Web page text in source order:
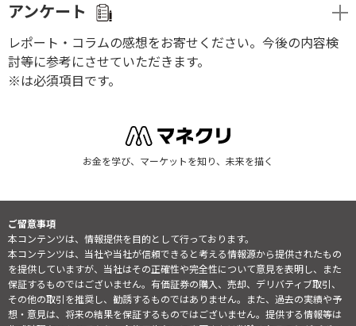
アンケート
レポート・コラムの感想をお寄せください。今後の内容検
討等に参考にさせていただきます。
※は必須項目です。
お金を学び、マーケットを知り、未来を描く
ご留意事項
本コンテンツは、情報提供を目的として行っております。
本コンテンツは、当社や当社が信頼できると考える情報源から提供されたもの
を提供していますが、当社はその正確性や完全性について意見を表明し、また
保証するものではございません。有価証券の購入、売却、デリバティブ取引、
その他の取引を推奨し、勧誘するものではありません。また、過去の実績や予
想・意見は、将来の結果を保証するものではございません。提供する情報等は